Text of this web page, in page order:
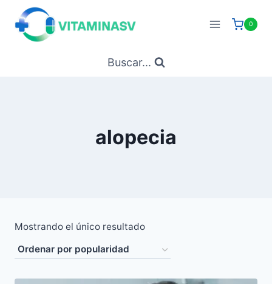
Saltar
contenido
0
Buscar...
alopecia
Mostrando el único resultado